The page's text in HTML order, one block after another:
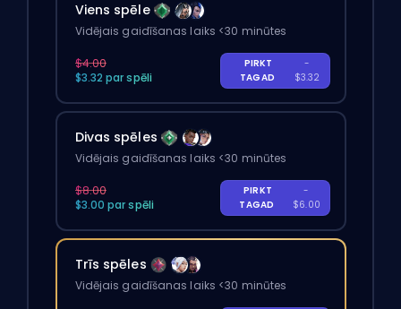
Viens spēle
Vidējais gaidīšanas laiks <30 minūtes
$4.00
$3.32 par spēli
PIRKT
TAGAD
-
$3.32
Divas spēles
Vidējais gaidīšanas laiks <30 minūtes
$8.00
$3.00 par spēli
PIRKT
TAGAD
-
$6.00
Trīs spēles
Vidējais gaidīšanas laiks <30 minūtes